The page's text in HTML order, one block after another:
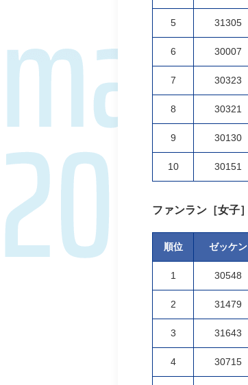
5 31305
6 30007
7 30323
8 30321
9 30130
10 30151
ファンラン［女子］
順位 ゼッケン
1 30548
2 31479
3 31643
4 30715